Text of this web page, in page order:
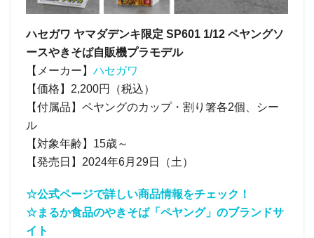
ハセガワ ヤマダデンキ限定 SP601 1/12 ペヤングソ
ースやきそば自販機プラモデル
【メーカー】 ハセガワ
【価格】2,200円（税込）
【付属品】ペヤングのカップ・割り箸各2個、シー
ル
【対象年齢】15歳～
【発売日】2024年6月29日（土）
☆公式ページで詳しい商品情報をチェック！
☆まるか食品のやきそば「ペヤング」のブランドサ
イト